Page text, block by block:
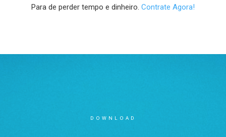
Para de perder tempo e dinheiro. Contrate Agora!
DOWNLOAD